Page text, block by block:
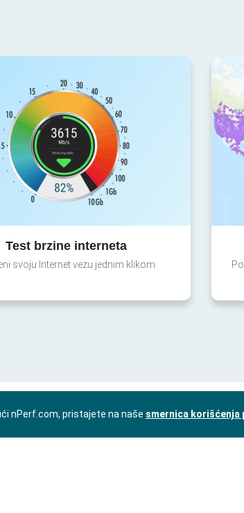
Test brzine interneta
svoju Internet vezu jednim klikom
nPerf.com, pristajete na naše smernica